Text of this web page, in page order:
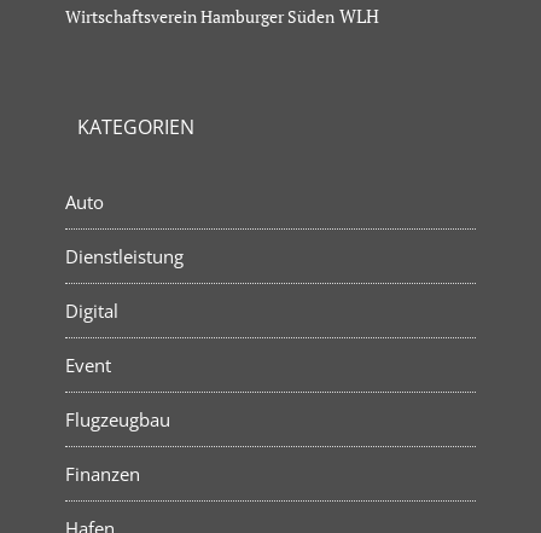
Wirtschaftsverein Hamburger Süden WLH
KATEGORIEN
Auto
Dienstleistung
Digital
Event
Flugzeugbau
Finanzen
Hafen